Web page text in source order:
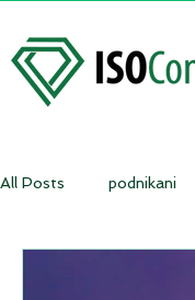
All Posts podnikani